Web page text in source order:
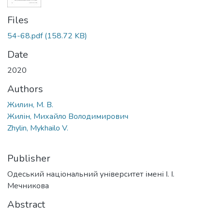
Files
54-68.pdf(158.72 KB)
Date
2020
Authors
Жилин, М. В.
Жилін, Михайло Володимирович
Zhylin, Mykhailo V.
Publisher
Одеський національний університет імені І. І.
Мечникова
Abstract